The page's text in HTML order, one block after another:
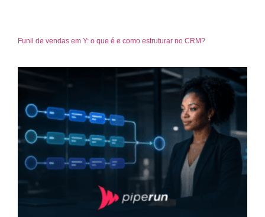
Funil de vendas em Y: o que é e como estruturar no CRM?